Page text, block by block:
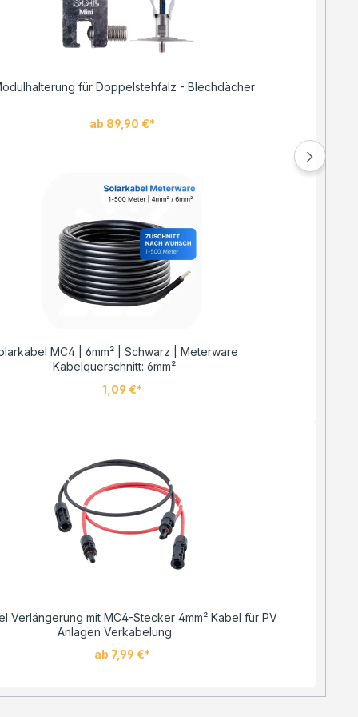
für Doppelstehfalz - Blechdächer
ab 89,90 €*
MC4 | 6mm² | Schwarz | Meterware
Kabelquerschnitt: 6mm²
1,09 €*
Verlängerung mit MC4-Stecker 4mm² Kabel für PV
Anlagen Verkabelung
ab 7,99 €*